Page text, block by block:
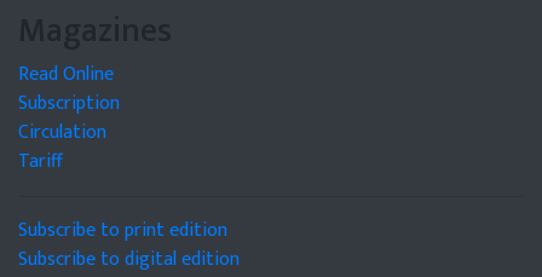
Magazines
Read Online
Subscription
Circulation
Tariff
Subscribe to print edition
Subscribe to digital edition